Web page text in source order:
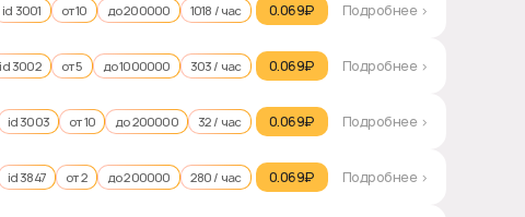
id 3001 от 10 до 200000 1018 / час 0.069₽‎ Подробнее >
id 3002 от 5 до 1000000 303 / час 0.069₽‎ Подробнее >
id 3003 от 10 до 200000 32 / час 0.069₽‎ Подробнее >
id 3847 от 2 до 200000 280 / час 0.069₽‎ Подробнее >